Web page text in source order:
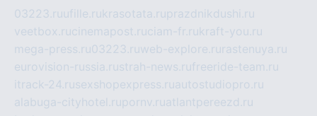
03223.ruufille.rukrasotata.ruprazdnikdushi.ru
veetbox.rucinemapost.ruciam-fr.rukraft-you.ru
mega-press.ru03223.ruweb-explore.ru rastenuya.ru
eurovision-russia.rustrah-news.rufreeride-team.ru
itrack-24.rusexshopexpress.ruautostudiopro.ru
alabuga-cityhotel.rupornv.ruatlantpereezd.ru